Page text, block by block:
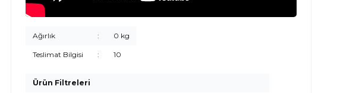
Ağırlık : 0 kg
Teslimat Bilgisi : 10
Ürün Filtreleri